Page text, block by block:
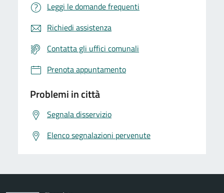
Leggi le domande frequenti
Richiedi assistenza
Contatta gli uffici comunali
Prenota appuntamento
Problemi in città
Segnala disservizio
Elenco segnalazioni pervenute